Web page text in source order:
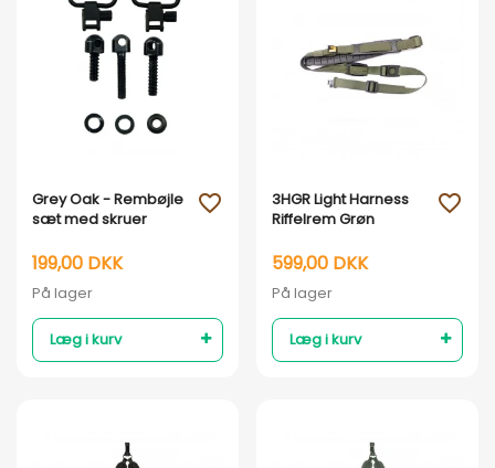
Vis her
Grey Oak - Rembøjle
sæt med skruer
199,00 DKK
På lager
Læg i kurv
favorite_outline
Vis her
3HGR Light Harness
Riffelrem Grøn
599,00 DKK
På lager
Læg i kurv
favorite_outline